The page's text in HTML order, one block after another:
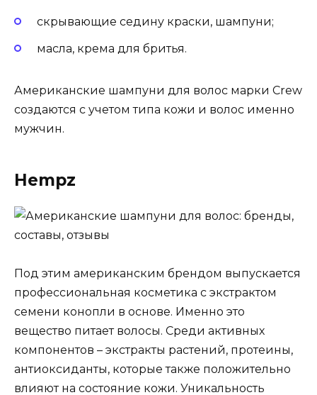
скрывающие седину краски, шампуни;
масла, крема для бритья.
Американские шампуни для волос марки Crew
создаются с учетом типа кожи и волос именно
мужчин.
Hempz
Под этим американским брендом выпускается
профессиональная косметика с экстрактом
семени конопли в основе. Именно это
вещество питает волосы. Среди активных
компонентов – экстракты растений, протеины,
антиоксиданты, которые также положительно
влияют на состояние кожи. Уникальность